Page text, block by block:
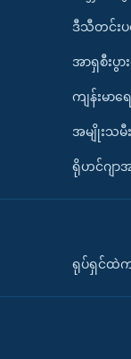
ဒီသီတင်းပ
အာရှစီးပွာ
ကျန်းမာရေ
အမျိုးသမီ
ရိုဟင်ဂျာ
ရုပ်ရှင်ထဲက